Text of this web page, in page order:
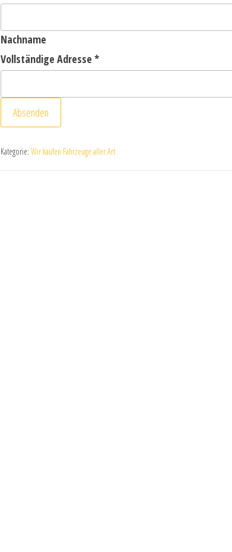
Nachname
Vollständige Adresse *
Absenden
Kategorie: Wir kaufen Fahrzeuge aller Art